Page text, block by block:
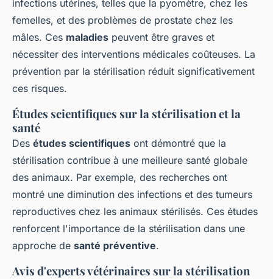
infections utérines, telles que la pyomètre, chez les
femelles, et des problèmes de prostate chez les
mâles. Ces maladies peuvent être graves et
nécessiter des interventions médicales coûteuses. La
prévention par la stérilisation réduit significativement
ces risques.
Études scientifiques sur la stérilisation et la
santé
Des études scientifiques ont démontré que la
stérilisation contribue à une meilleure santé globale
des animaux. Par exemple, des recherches ont
montré une diminution des infections et des tumeurs
reproductives chez les animaux stérilisés. Ces études
renforcent l'importance de la stérilisation dans une
approche de santé préventive.
Avis d'experts vétérinaires sur la stérilisation